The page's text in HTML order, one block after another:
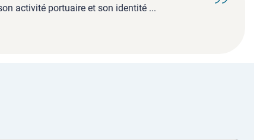
activité portuaire et son identité ...